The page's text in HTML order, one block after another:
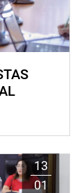
13
01